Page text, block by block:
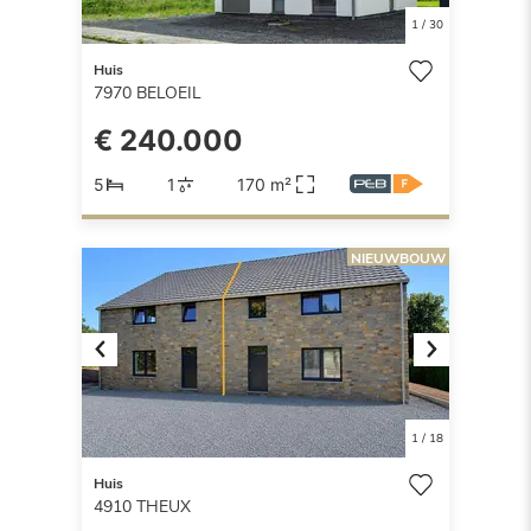
1/ 30
Huis
7970 BELOEIL
€ 240.000
5 1 170 m²
Previous Next
1/ 18
NIEUWBOUW
Huis
4910 THEUX